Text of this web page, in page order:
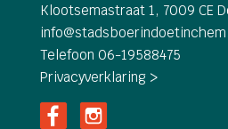
Klootsemastraat 1, 7009 CE
info@
Telefoon 06-19588475
Privacyverklaring >